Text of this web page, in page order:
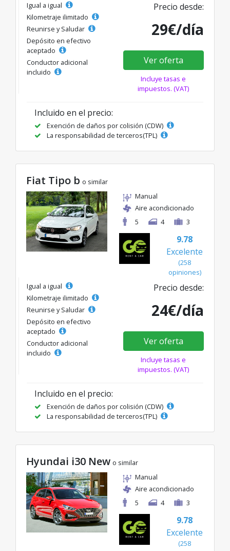
Igual a igual
Kilometraje ilimitado
Reunirse y Saludar
Depósito en efectivo
aceptado
Conductor adicional
incluido
Precio desde:
29€/día
Ver oferta
Incluye tasas e
impuestos. (VAT)
Incluido en el precio:
Exención de daños por colisión (CDW)
La responsabilidad de terceros(TPL)
Fiat Tipo b o similar
Manual
Aire acondicionado
5
4 3
9.78
Excelente
(258
opiniones)
Igual a igual
Kilometraje ilimitado
Reunirse y Saludar
Depósito en efectivo
aceptado
Conductor adicional
incluido
Precio desde:
24€/día
Ver oferta
Incluye tasas e
impuestos. (VAT)
Incluido en el precio:
Exención de daños por colisión (CDW)
La responsabilidad de terceros(TPL)
Hyundai i30 New o similar
Manual
Aire acondicionado
5
4 3
9.78
Excelente
(258